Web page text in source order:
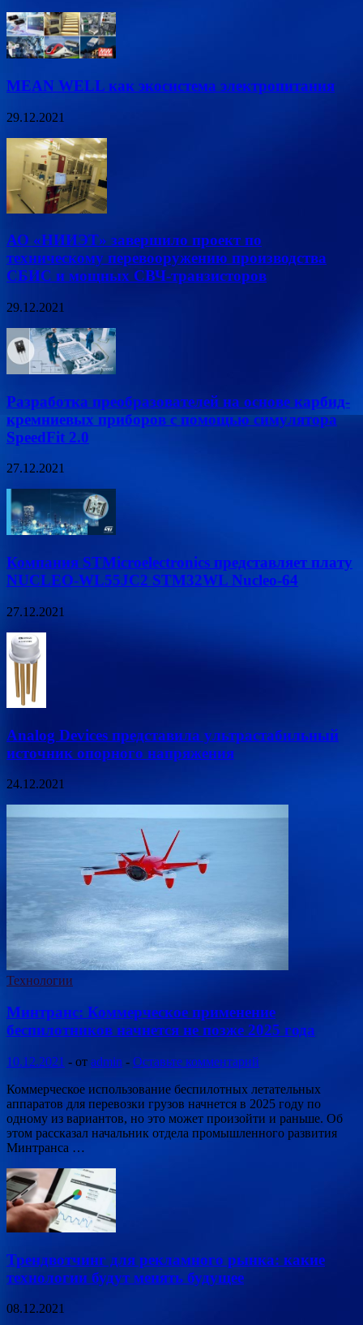
MEAN WELL как экосистема электропитания
29.12.2021
АО «НИИЭТ» завершило проект по
техническому перевооружению производства
СБИС и мощных СВЧ-транзисторов
29.12.2021
Разработка преобразователей на основе карбид-
кремниевых приборов с помощью симулятора
SpeedFit 2.0
27.12.2021
Компания STMicroelectronics представляет плату
NUCLEO-WL55JC2 STM32WL Nucleo-64
27.12.2021
Analog Devices представила ультрастабильный
источник опорного напряжения
24.12.2021
Технологии
Минтранс: Коммерческое применение
беспилотников начнется не позже 2025 года
10.12.2021 - от admin - Оставьте комментарий
Коммерческое использование беспилотных летательных
аппаратов для перевозки грузов начнется в 2025 году по
одному из вариантов, но это может произойти и раньше. Об
этом рассказал начальник отдела промышленного развития
Минтранса …
Трендвотчинг для рекламного рынка: какие
технологии будут менять будущее
08.12.2021